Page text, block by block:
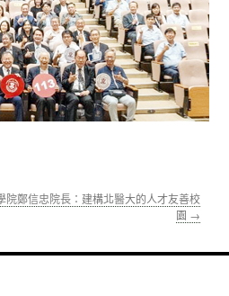
院鄭信忠院長：建構北醫大的人才友善校
園 →